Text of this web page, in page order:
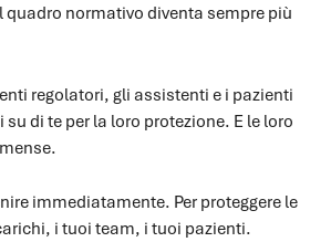
quadro normativo diventa sempre più
regolatori, gli assistenti e i pazienti
di te per la loro protezione. E le loro
immediatamente. Per proteggere le
i tuoi team, i tuoi pazienti.